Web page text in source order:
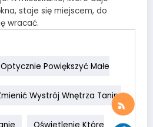
staje się miejscem, do
wracać.
Powiększyć Małe
Wystrój Wnętrza Tanim
Oświetlenie Które